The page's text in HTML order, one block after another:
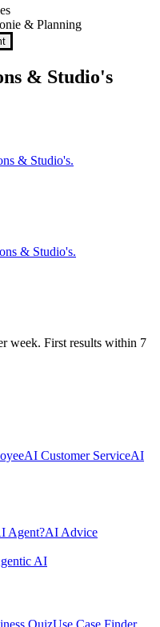
& Planning
& Studio's
& Studio's.
& Studio's.
week. First results within 7
AI Customer ServiceAI
Agent?AI Advice
AI
QuizUse Case Finder